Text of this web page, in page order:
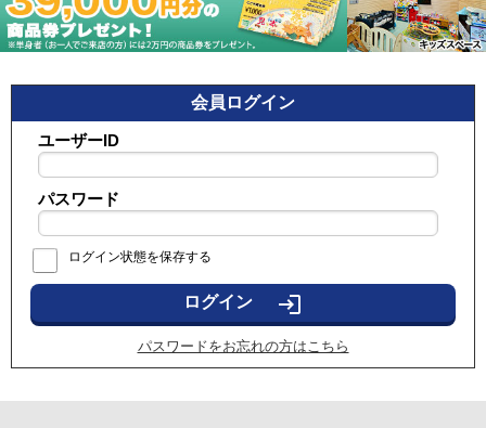
会員ログイン
ユーザーID
パスワード
ログイン状態を保存する
login
パスワードをお忘れの方はこちら